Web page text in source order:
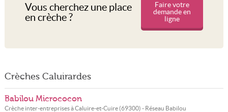
Vous cherchez une place
en crèche ?
Faire votre
demande en
ligne
Crèches Caluirardes
Babilou Micrococon
Crèche inter-entreprises àCaluire-et-Cuire(69300) - Réseau Babilou